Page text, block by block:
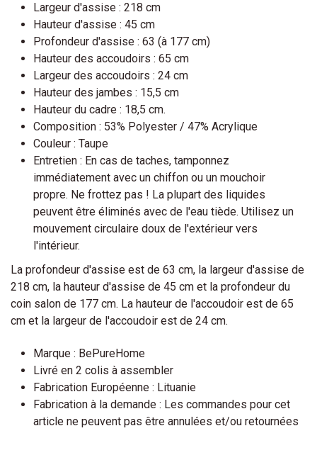
Largeur d'assise : 218 cm
Hauteur d'assise : 45 cm
Profondeur d'assise : 63 (à 177 cm)
Hauteur des accoudoirs : 65 cm
Largeur des accoudoirs : 24 cm
Hauteur des jambes : 15,5 cm
Hauteur du cadre : 18,5 cm.
Composition : 53% Polyester / 47% Acrylique
Couleur : Taupe
Entretien : En cas de taches, tamponnez
immédiatement avec un chiffon ou un mouchoir
propre. Ne frottez pas ! La plupart des liquides
peuvent être éliminés avec de l'eau tiède. Utilisez un
mouvement circulaire doux de l'extérieur vers
l'intérieur.
La profondeur d'assise est de 63 cm, la largeur d'assise de
218 cm, la hauteur d'assise de 45 cm et la profondeur du
coin salon de 177 cm. La hauteur de l'accoudoir est de 65
cm et la largeur de l'accoudoir est de 24 cm.
Marque : BePureHome
Livré en 2 colis à assembler
Fabrication Européenne : Lituanie
Fabrication à la demande : Les commandes pour cet
article ne peuvent pas être annulées et/ou retournées